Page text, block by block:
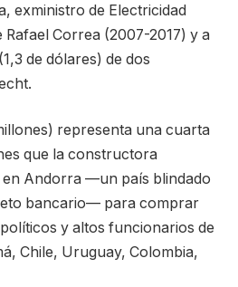
exministro de Electricidad
Correa (2007-2017) y a
de dólares) de dos
representa una cuarta
que la constructora
en Andorra —un país blindado
bancario— para comprar
y altos funcionarios de
Chile, Uruguay, Colombia,